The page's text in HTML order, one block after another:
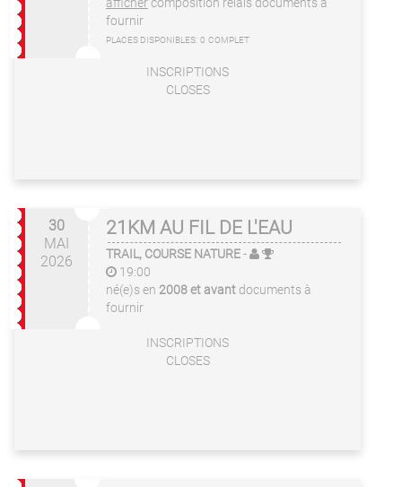
fournir
PLACES DISPONIBLES: 0 COMPLET
INSCRIPTIONS
CLOSES
30
MAI
2026
21KM AU FIL DE L'EAU
TRAIL, COURSE NATURE-
19:00
né(e)s en 2008 et avant documents à
fournir
INSCRIPTIONS
CLOSES